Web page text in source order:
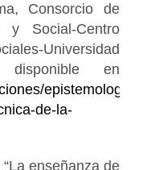
Consorcio de
y Social-Centro
Universidad
en
epistemologia-
de-la-
enseñanza de